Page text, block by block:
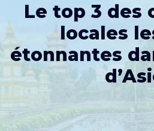
Le top 3 des
locales
étonnantes